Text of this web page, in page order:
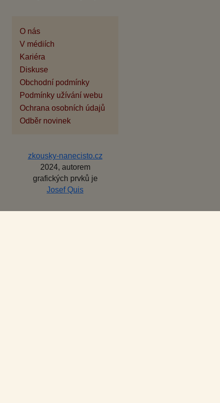
O nás
V médiích
Kariéra
Diskuse
Obchodní podmínky
Podmínky užívání webu
Ochrana osobních údajů
Odběr novinek
zkousky-nanecisto.cz
2024, autorem
grafických prvků je
Josef Quis